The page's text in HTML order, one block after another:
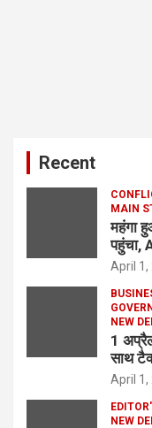
Recent
MAIN
महंगा
पहुंचा,
April 1,
NEW
1
साथ
April 1,
NEW